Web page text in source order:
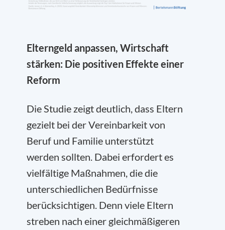
Elterngeld anpassen, Wirtschaft
stärken: Die positiven Effekte einer
Reform
Die Studie zeigt deutlich, dass Eltern
gezielt bei der Vereinbarkeit von
Beruf und Familie unterstützt
werden sollten. Dabei erfordert es
vielfältige Maßnahmen, die die
unterschiedlichen Bedürfnisse
berücksichtigen. Denn viele Eltern
streben nach einer gleichmäßigeren